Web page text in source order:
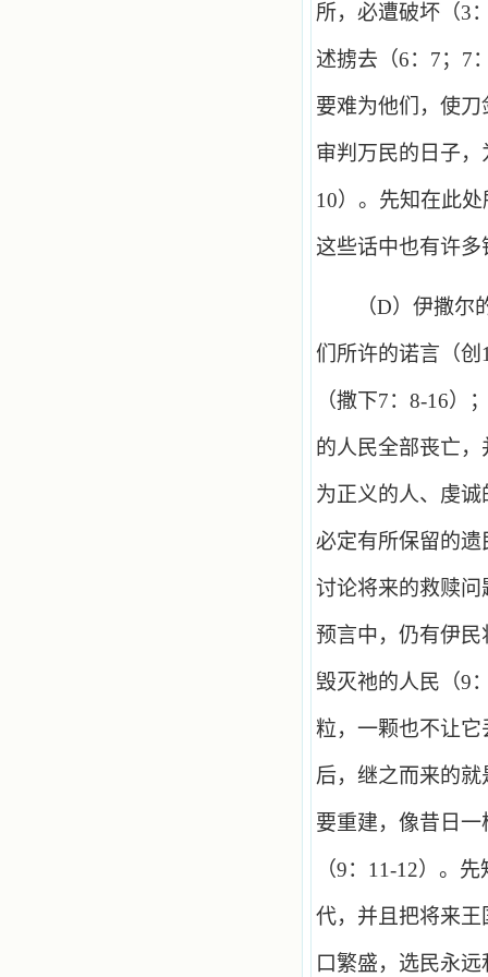
所，必遭破坏（3
述掳去（6： 7； 7
要难为他们，使
审判万民的日子
10）。先知在此
这些话中也有许
（D）伊撒尔
们所许的诺言（创
（撒下7： 8-16）
的人民全部丧亡
为正义的人、虔
必定有所保留的
讨论将来的救赎
预言中，仍有伊
毁灭祂的人民（9
粒，一颗也不让它
后，继之而来的
要重建，像昔日
（9： 11-12）。先
代，并且把将来
口繁盛，选民永